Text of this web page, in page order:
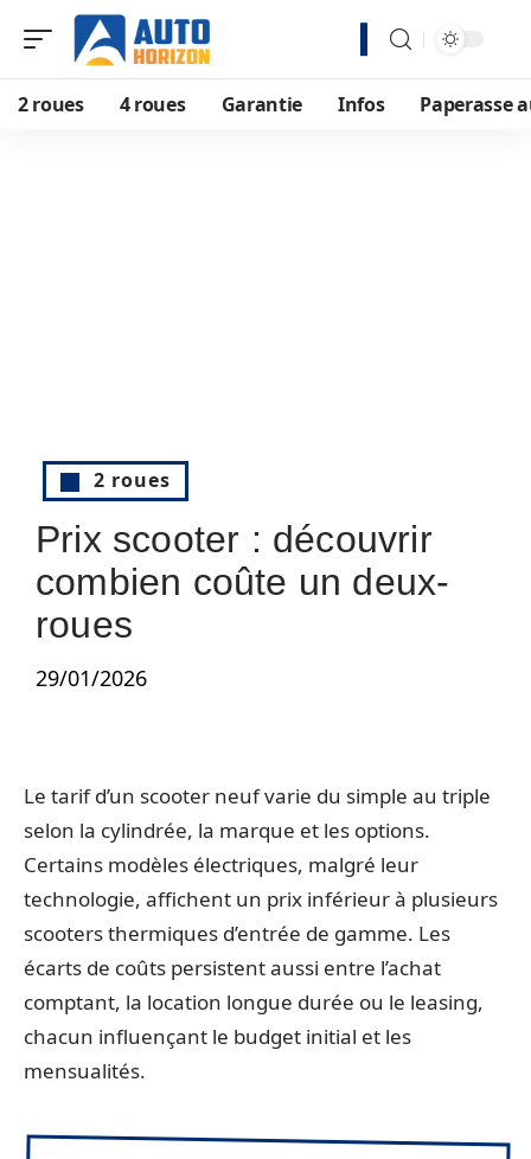
2 roues 4 roues Garantie Infos Paperasse
2 roues
Prix scooter : découvrir
combien coûte un deux-
roues
29/01/2026
Le tarif d’un scooter neuf varie du simple au triple
selon la cylindrée, la marque et les options.
Certains modèles électriques, malgré leur
technologie, affichent un prix inférieur à plusieurs
scooters thermiques d’entrée de gamme. Les
écarts de coûts persistent aussi entre l’achat
comptant, la location longue durée ou le leasing,
chacun influençant le budget initial et les
mensualités.